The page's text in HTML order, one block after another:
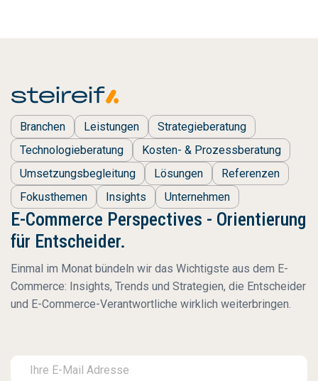
Branchen Leistungen
Strategieberatung
Technologieberatung
Kosten- & Prozessberatung
Umsetzungsbegleitung
Lösungen
Referenzen
Fokusthemen
Insights Unternehmen
E-Commerce Perspectives - Orientierung
für Entscheider.
Einmal im Monat bündeln wir das Wichtigste aus dem E-
Commerce: Insights, Trends und Strategien, die Entscheider
und E-Commerce-Verantwortliche wirklich weiterbringen.